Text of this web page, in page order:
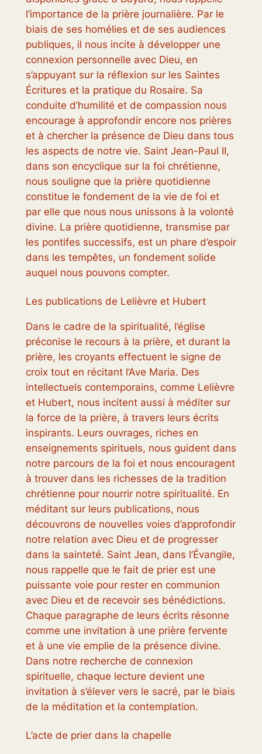
l’importance de la prière journalière. Par le
biais de ses homélies et de ses audiences
publiques, il nous incite à développer une
connexion personnelle avec Dieu, en
s’appuyant sur la réflexion sur les Saintes
Écritures et la pratique du Rosaire. Sa
conduite d’humilité et de compassion nous
encourage à approfondir encore nos prières
et à chercher la présence de Dieu dans tous
les aspects de notre vie. Saint Jean-Paul II,
dans son encyclique sur la foi chrétienne,
nous souligne que la prière quotidienne
constitue le fondement de la vie de foi et
par elle que nous nous unissons à la volonté
divine. La prière quotidienne, transmise par
les pontifes successifs, est un phare d’espoir
dans les tempêtes, un fondement solide
auquel nous pouvons compter.
Les publications de Lelièvre et Hubert
Dans le cadre de la spiritualité, l’église
préconise le recours à la prière, et durant la
prière, les croyants effectuent le signe de
croix tout en récitant l’Ave Maria. Des
intellectuels contemporains, comme Lelièvre
et Hubert, nous incitent aussi à méditer sur
la force de la prière, à travers leurs écrits
inspirants. Leurs ouvrages, riches en
enseignements spirituels, nous guident dans
notre parcours de la foi et nous encouragent
à trouver dans les richesses de la tradition
chrétienne pour nourrir notre spiritualité. En
méditant sur leurs publications, nous
découvrons de nouvelles voies d’approfondir
notre relation avec Dieu et de progresser
dans la sainteté. Saint Jean, dans l’Évangile,
nous rappelle que le fait de prier est une
puissante voie pour rester en communion
avec Dieu et de recevoir ses bénédictions.
Chaque paragraphe de leurs écrits résonne
comme une invitation à une prière fervente
et à une vie emplie de la présence divine.
Dans notre recherche de connexion
spirituelle, chaque lecture devient une
invitation à s’élever vers le sacré, par le biais
de la méditation et la contemplation.
L’acte de prier dans la chapelle